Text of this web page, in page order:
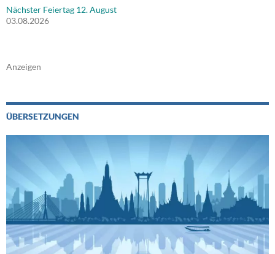
Nächster Feiertag 12. August
03.08.2026
Anzeigen
ÜBERSETZUNGEN